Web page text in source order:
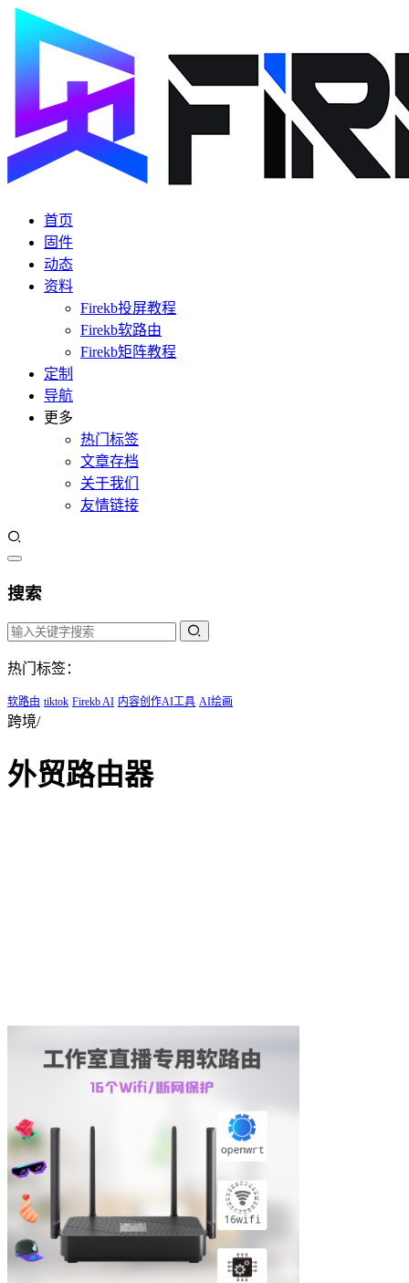
首页
固件
动态
资料
Firekb投屏教程
Firekb软路由
Firekb矩阵教程
定制
导航
更多
热门标签
文章存档
关于我们
友情链接
搜索
热门标签：
软路由 tiktok Firekb AI 内容创作AI工具 AI绘画
跨境/
外贸路由器